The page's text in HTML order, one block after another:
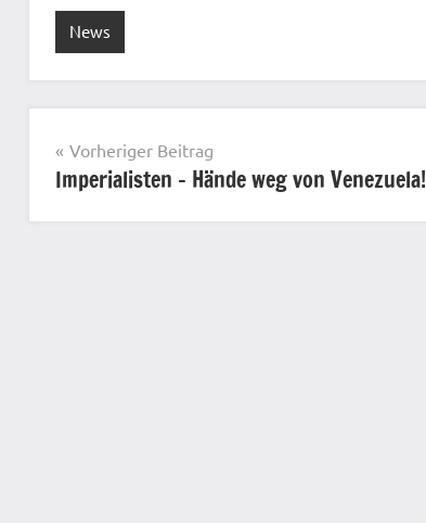
News
Beitragsnavigation
Vorheriger Beitrag
Imperialisten – Hände weg von Venezuela!